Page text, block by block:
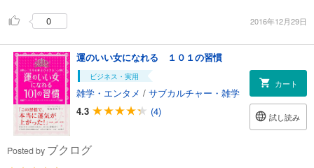
0 2016年12月29日
運のいい女になれる １０１の習慣
ビジネス・実用
雑学・エンタメ / サブカルチャー・雑学
4.3
(4)
カート
試し読み
Posted by ブクログ